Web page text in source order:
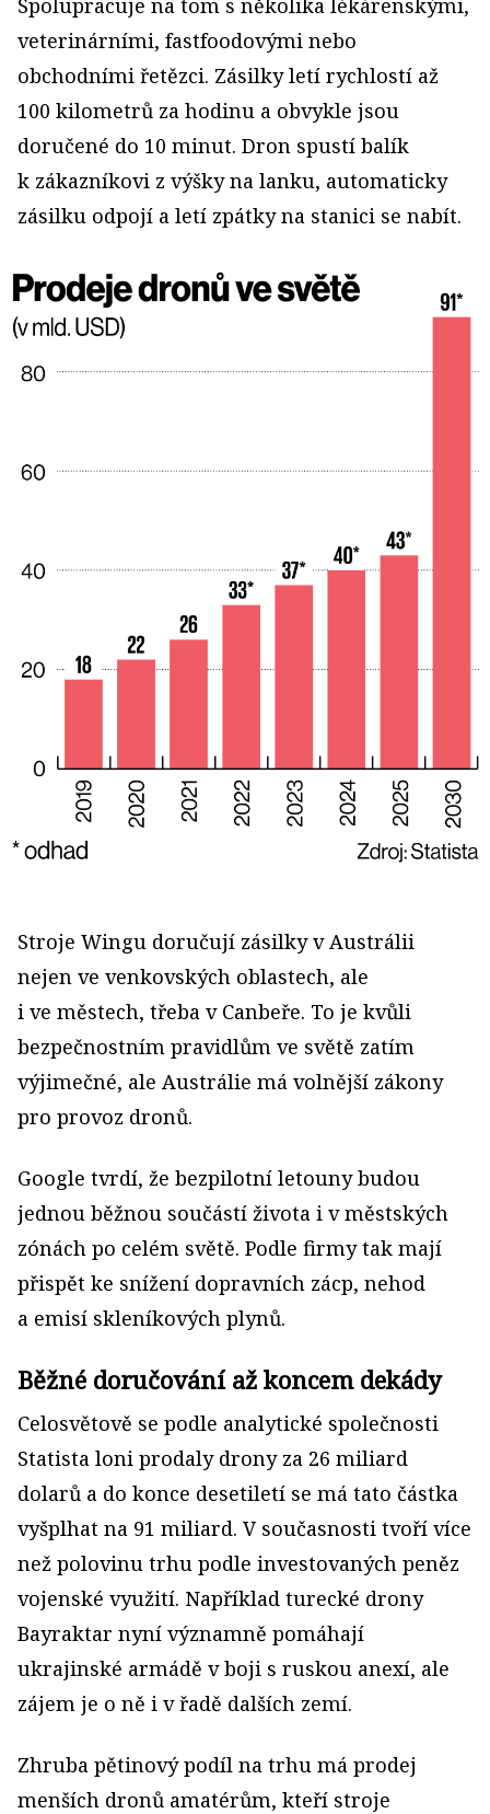
Spolupracuje na tom s několika lékárenskými,
veterinárními, fastfoodovými nebo
obchodními řetězci. Zásilky letí rychlostí až
100 kilometrů za hodinu a obvykle jsou
doručené do 10 minut. Dron spustí balík
k zákazníkovi z výšky na lanku, automaticky
zásilku odpojí a letí zpátky na stanici se nabít.
Stroje Wingu doručují zásilky v Austrálii
nejen ve venkovských oblastech, ale
i ve městech, třeba v Canbeře. To je kvůli
bezpečnostním pravidlům ve světě zatím
výjimečné, ale Austrálie má volnější zákony
pro provoz dronů.
Google tvrdí, že bezpilotní letouny budou
jednou běžnou součástí života i v městských
zónách po celém světě. Podle firmy tak mají
přispět ke snížení dopravních zácp, nehod
a emisí skleníkových plynů.
Běžné doručování až koncem dekády
Celosvětově se podle analytické společnosti
Statista loni prodaly drony za 26 miliard
dolarů a do konce desetiletí se má tato částka
vyšplhat na 91 miliard. V současnosti tvoří více
než polovinu trhu podle investovaných peněz
vojenské využití. Například turecké drony
Bayraktar nyní významně pomáhají
ukrajinské armádě v boji s ruskou anexí, ale
zájem je o ně i v řadě dalších zemí.
Zhruba pětinový podíl na trhu má prodej
menších dronů amatérům, kteří stroje